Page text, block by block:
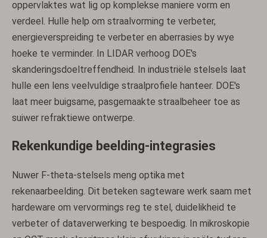
oppervlaktes wat lig op komplekse maniere vorm en
verdeel. Hulle help om straalvorming te verbeter,
energieverspreiding te verbeter en aberrasies by wye
hoeke te verminder. In LIDAR verhoog DOE's
skanderingsdoeltreffendheid. In industriële stelsels laat
hulle een lens veelvuldige straalprofiele hanteer. DOE's
laat meer buigsame, pasgemaakte straalbeheer toe as
suiwer refraktiewe ontwerpe.
Rekenkundige beelding-integrasies
Nuwer F-theta-stelsels meng optika met
rekenaarbeelding. Dit beteken sagteware werk saam met
hardeware om vervormings reg te stel, duidelikheid te
verbeter of dataverwerking te bespoedig. In mikroskopie